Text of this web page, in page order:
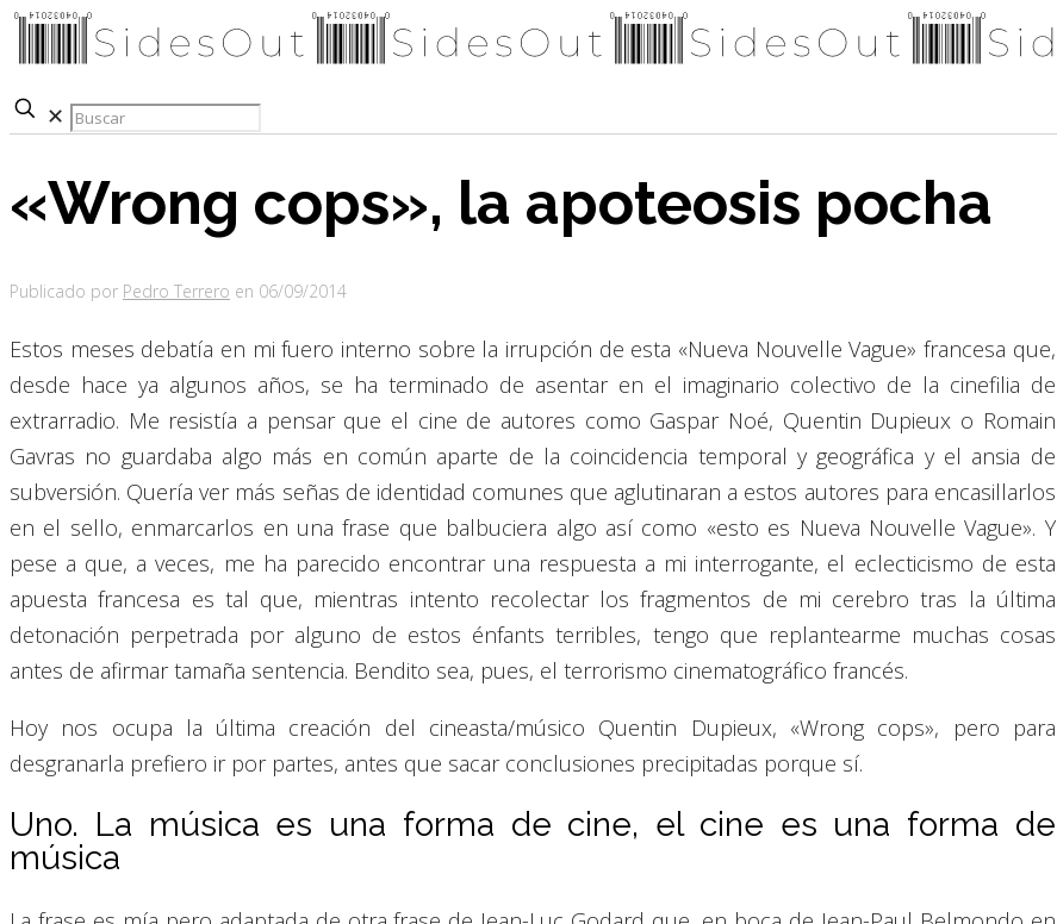
✕
«Wrong cops», la apoteosis pocha
Publicado por Pedro Terrero en 06/09/2014
Estos meses debatía en mi fuero interno sobre la irrupción de esta «Nueva Nouvelle Vague» francesa que,
desde hace ya algunos años, se ha terminado de asentar en el imaginario colectivo de la cinefilia de
extrarradio. Me resistía a pensar que el cine de autores como Gaspar Noé, Quentin Dupieux o Romain
Gavras no guardaba algo más en común aparte de la coincidencia temporal y geográfica y el ansia de
subversión. Quería ver más señas de identidad comunes que aglutinaran a estos autores para encasillarlos
en el sello, enmarcarlos en una frase que balbuciera algo así como «esto es Nueva Nouvelle Vague». Y
pese a que, a veces, me ha parecido encontrar una respuesta a mi interrogante, el eclecticismo de esta
apuesta francesa es tal que, mientras intento recolectar los fragmentos de mi cerebro tras la última
detonación perpetrada por alguno de estos énfants terribles, tengo que replantearme muchas cosas
antes de afirmar tamaña sentencia. Bendito sea, pues, el terrorismo cinematográfico francés.
Hoy nos ocupa la última creación del cineasta/músico Quentin Dupieux, «Wrong cops», pero para
desgranarla prefiero ir por partes, antes que sacar conclusiones precipitadas porque sí.
Uno. La música es una forma de cine, el cine es una forma de
música